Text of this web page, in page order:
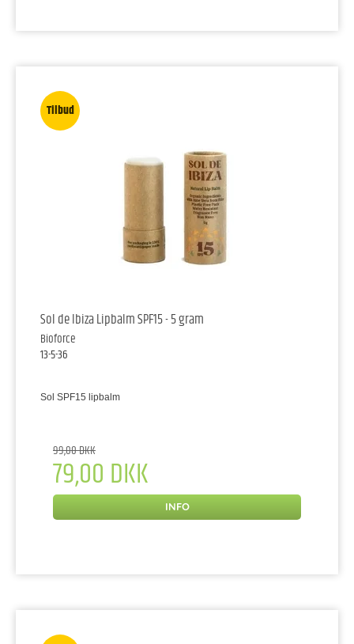
Tilbud
Sol de Ibiza Lipbalm SPF15 - 5 gram
Bioforce
13-5-36
Sol SPF15 lipbalm
99,00 DKK
79,00 DKK
INFO